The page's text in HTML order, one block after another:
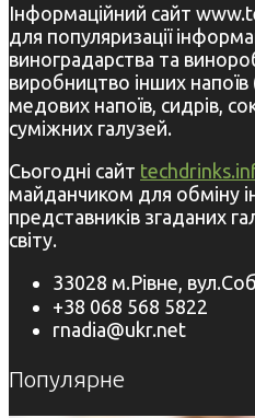
Інформаційний сайт
для популяризації
виноградарства та
виробництво інших напоїв
медових напоїв, сидрів,
суміжних галузей.
Сьогодні сайт
майданчиком для обміну
представників згаданих
світу.
33028 м.Рівне,
+38 068 568 5822
rnadia@ukr.net
Популярне